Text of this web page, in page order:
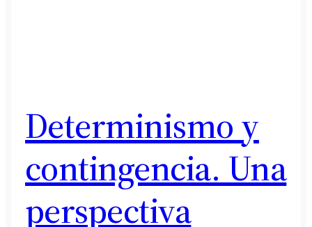
Determinismo y
contingencia. Una
perspectiva